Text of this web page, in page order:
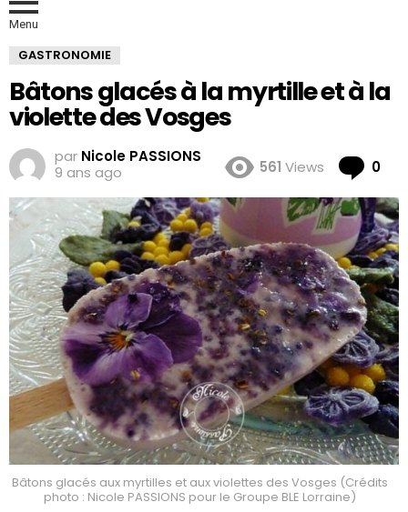
Menu
GASTRONOMIE
Bâtons glacés à la myrtille et à la
violette des Vosges
par Nicole PASSIONS
9 ans ago
561 Views 0
Bâtons glacés aux myrtilles et aux violettes des Vosges (Crédits
photo : Nicole PASSIONS pour le Groupe BLE Lorraine)